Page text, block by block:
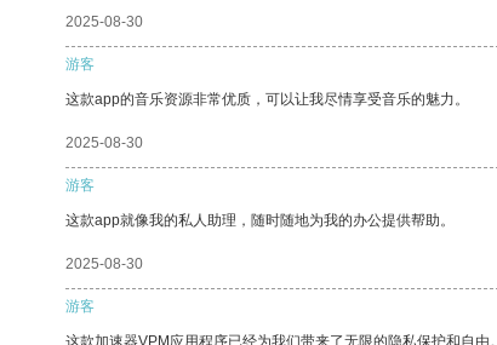
2025-08-30
游客
这款app的音乐资源非常优质，可以让我尽情享受音乐的魅力。
2025-08-30
游客
这款app就像我的私人助理，随时随地为我的办公提供帮助。
2025-08-30
游客
这款加速器VPM应用程序已经为我们带来了无限的隐私保护和自由。